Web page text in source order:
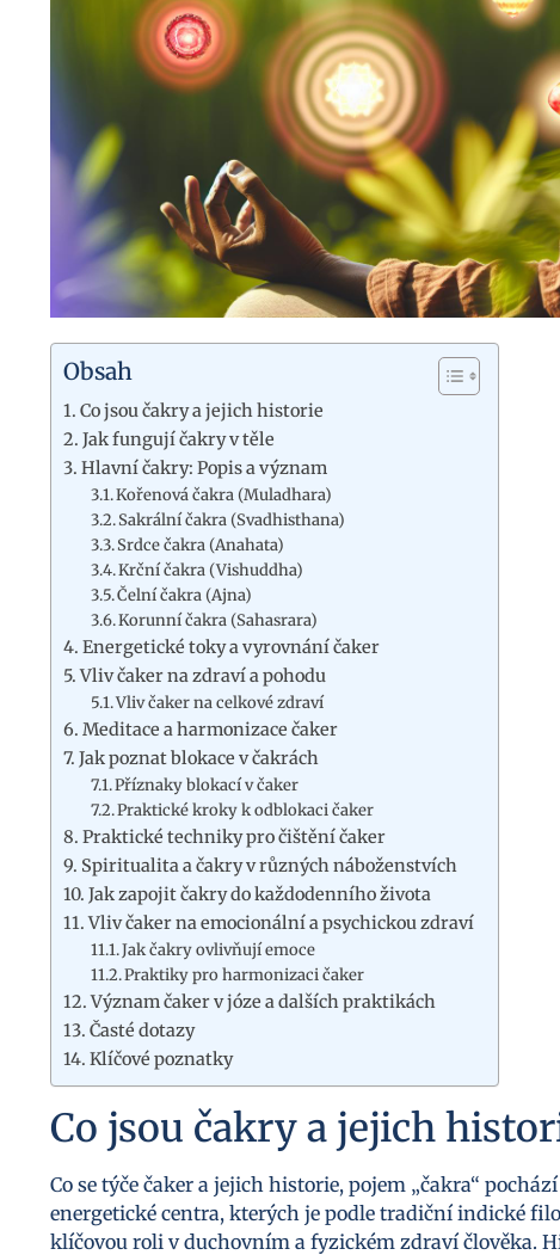
Obsah
Co jsou čakry a jejich historie
Jak fungují čakry v těle
Hlavní čakry: Popis a význam
Kořenová čakra (Muladhara)
Sakrální čakra (Svadhisthana)
Srdce čakra (Anahata)
Krční čakra (Vishuddha)
Čelní čakra (Ajna)
Korunní čakra (Sahasrara)
Energetické toky a vyrovnání čaker
Vliv čaker na zdraví a pohodu
Vliv čaker na celkové zdraví
Meditace a harmonizace čaker
Jak poznat blokace v čakrách
Příznaky blokací v čaker
Praktické kroky k odblokaci čaker
Praktické techniky pro čištění čaker
Spiritualita a čakry v různých náboženstvích
Jak zapojit čakry do každodenního života
Vliv čaker na emocionální a psychickou zdraví
Jak čakry ovlivňují emoce
Praktiky pro harmonizaci čaker
Význam čaker v józe a dalších praktikách
Časté dotazy
Klíčové poznatky
Co jsou čakry a jejich
Co se týče čaker a jejich historie, pojem „čakra“
energetické centra, kterých je podle tradiční indické
klíčovou roli v duchovním a fyzickém zdraví člověka.